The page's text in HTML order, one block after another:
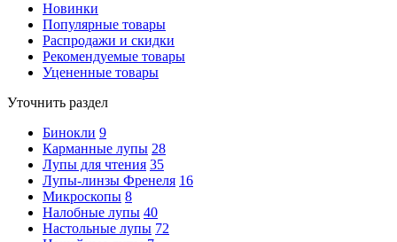
Новинки
Популярные товары
Распродажи и скидки
Рекомендуемые товары
Уцененные товары
Уточнить раздел
Бинокли 9
Карманные лупы 28
Лупы для чтения 35
Лупы-линзы Френеля 16
Микроскопы 8
Налобные лупы 40
Настольные лупы 72